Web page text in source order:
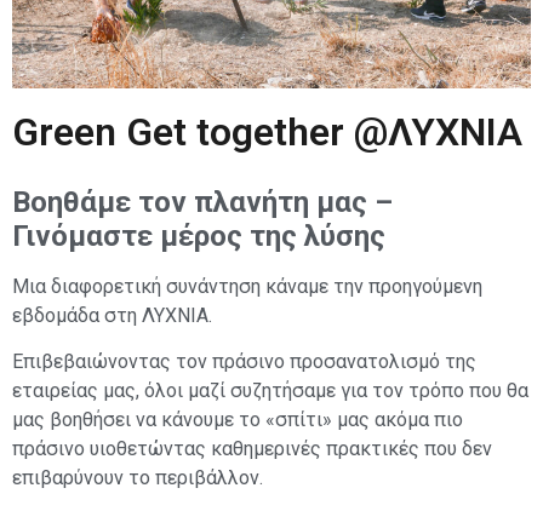
Green Get together @ΛΥΧΝΙΑ
Bοηθάμε τον πλανήτη μας –
Γινόμαστε μέρος της λύσης
Mια διαφορετική συνάντηση κάναμε την προηγούμενη
εβδομάδα στη ΛΥΧΝΙΑ.
Επιβεβαιώνοντας τον πράσινο προσανατολισμό της
εταιρείας μας, όλοι μαζί συζητήσαμε για τον τρόπο που θα
μας βοηθήσει να κάνουμε το «σπίτι» μας ακόμα πιο
πράσινο υιοθετώντας καθημερινές πρακτικές που δεν
επιβαρύνουν το περιβάλλον.